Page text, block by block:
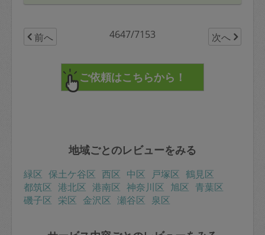
前へ 4647/7153 次へ
地域ごとのレビューをみる
緑区 保土ケ谷区 西区 中区 戸塚区 鶴見区
都筑区 港北区 港南区 神奈川区 旭区 青葉区
磯子区 栄区 金沢区 瀬谷区 泉区